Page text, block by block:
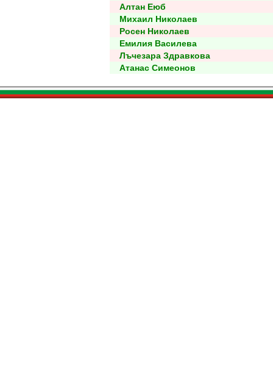
Алтан Еюб
Михаил Николаев
Росен Николаев
Емилия Василева
Лъчезара Здравкова
Атанас Симеонов